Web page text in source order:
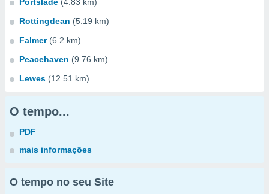
Rottingdean (5.19 km)
Falmer (6.2 km)
Peacehaven (9.76 km)
Lewes (12.51 km)
O tempo...
PDF
mais informações
O tempo no seu Site